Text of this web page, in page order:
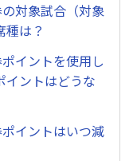
の対象試合（対象
は？
ポイントを使用し
イントはどうな
ポイントはいつ減